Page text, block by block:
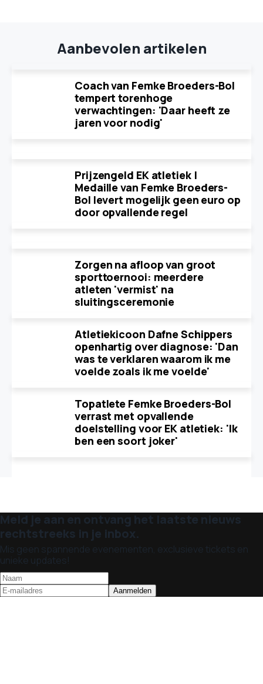
Aanbevolen artikelen
Coach van Femke Broeders-Bol
tempert torenhoge
verwachtingen: 'Daar heeft ze
jaren voor nodig'
Prijzengeld EK atletiek |
Medaille van Femke Broeders-
Bol levert mogelijk geen euro op
door opvallende regel
Zorgen na afloop van groot
sporttoernooi: meerdere
atleten 'vermist' na
sluitingsceremonie
Atletiekicoon Dafne Schippers
openhartig over diagnose: 'Dan
was te verklaren waarom ik me
voelde zoals ik me voelde'
Topatlete Femke Broeders-Bol
verrast met opvallende
doelstelling voor EK atletiek: 'Ik
ben een soort joker'
Meld je aan en ontvang het laatste nieuws
rechtstreeks in je inbox.
Mis geen spannende evenementen, exclusieve tickets en
unieke updates!